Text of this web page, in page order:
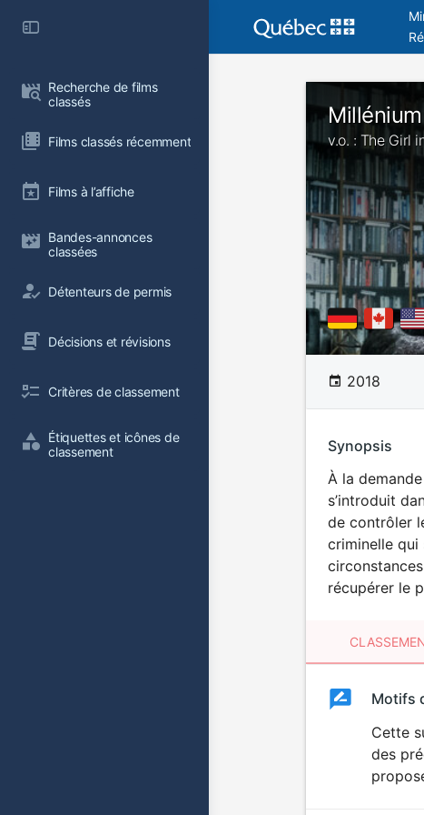
Recherche de films
classés
Films classés récemment
Films à l’affiche
Bandes-annonces
classées
Détenteurs de permis
Décisions et révisions
Critères de classement
Étiquettes et icônes de
classement
v.o. : The Girl
2018
Synopsis
À la
s’introduit
de contrôler
criminelle qui
récupérer le
Classement
Motifs
Cette
des